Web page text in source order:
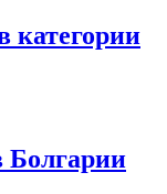
категории
Болгарии